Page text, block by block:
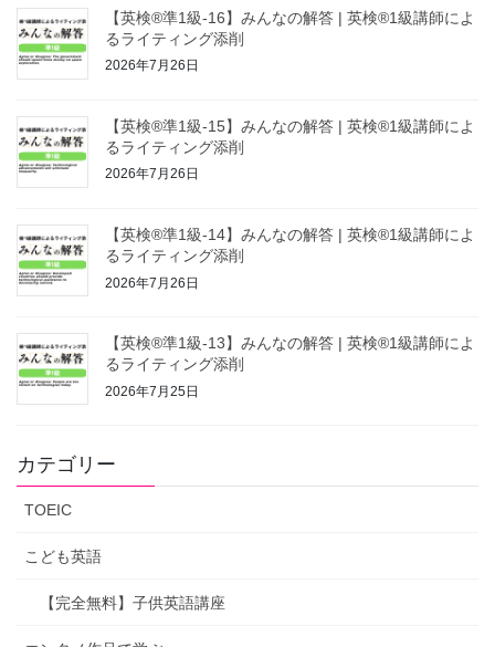
【英検®準1級-16】みんなの解答 | 英検®1級講師によ
るライティング添削
2026年7月26日
【英検®準1級-15】みんなの解答 | 英検®1級講師によ
るライティング添削
2026年7月26日
【英検®準1級-14】みんなの解答 | 英検®1級講師によ
るライティング添削
2026年7月26日
【英検®準1級-13】みんなの解答 | 英検®1級講師によ
るライティング添削
2026年7月25日
カテゴリー
TOEIC
こども英語
【完全無料】子供英語講座